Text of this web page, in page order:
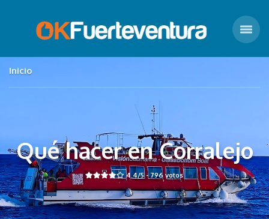
Inicio
Qué hacer en Corralejo
4.4/5 -796 votos